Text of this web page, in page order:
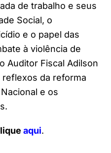
de trabalho e seus
Social, o
e o papel das
à violência de
Auditor Fiscal Adilson
reflexos da reforma
e os
aqui.